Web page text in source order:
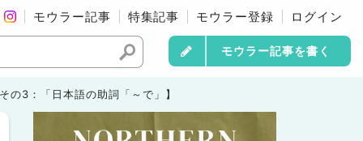
モウラー記事 特集記事 モウラー登録 ログイン
モウラー記事を書く
3：「日本語の助詞「～で」】